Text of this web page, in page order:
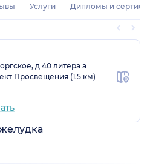
Услуги Дипломы и
д 40 литера а
Просвещения (1.5 км)